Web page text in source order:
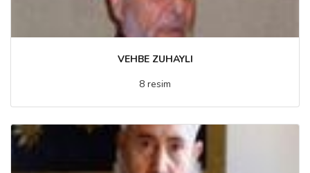
VEHBE ZUHAYLI
8 resim